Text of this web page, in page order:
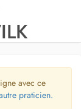
avec ce
praticien.